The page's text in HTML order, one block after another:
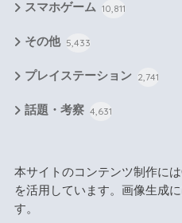
スマホゲーム 10,811
その他 5,433
プレイステーション 2,741
話題・考察 4,631
本サイトのコンテンツ制作に
を活用しています。画像生成
す。